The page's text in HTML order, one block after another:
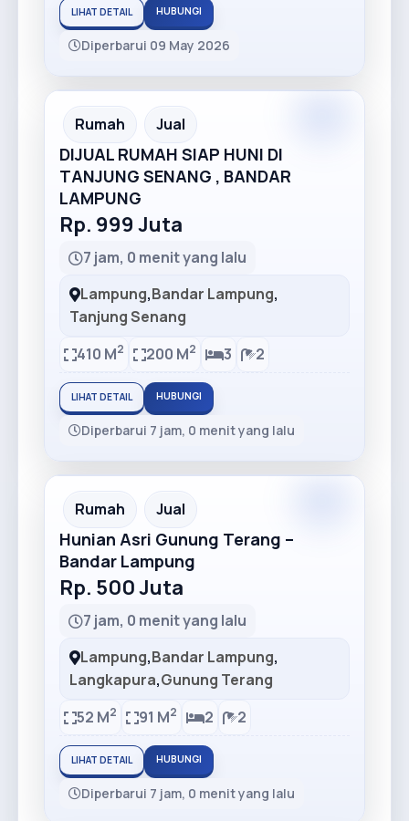
LIHAT DETAIL HUBUNGI
Diperbarui 09 May 2026
Recommended
Rumah Jual
DIJUAL RUMAH SIAP HUNI DI
TANJUNG SENANG , BANDAR
LAMPUNG
Rp. 999 Juta
7 jam, 0 menit yang lalu
Lampung,Bandar Lampung,
Tanjung Senang
410 M2 200 M2 3 2
LIHAT DETAIL HUBUNGI
Diperbarui 7 jam, 0 menit yang lalu
Recommended
Rumah Jual
Hunian Asri Gunung Terang –
Bandar Lampung
Rp. 500 Juta
7 jam, 0 menit yang lalu
Lampung,Bandar Lampung,
Langkapura,Gunung Terang
52 M2 91 M2 2 2
LIHAT DETAIL HUBUNGI
Diperbarui 7 jam, 0 menit yang lalu